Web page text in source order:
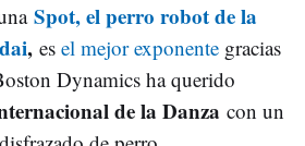
Spot, el perro robot de la
, es el mejor exponente gracias
Dynamics ha querido
de la Danza con un